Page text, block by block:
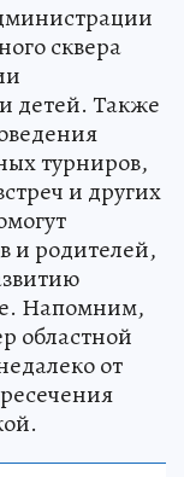
сквера
детей. Также
турниров,
и других
и родителей,
Напомним,
областной
от